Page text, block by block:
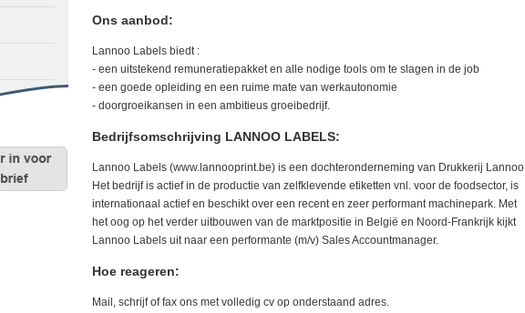
Ons aanbod:
Lannoo Labels biedt :
- een uitstekend remuneratiepakket en alle nodige tools om te slagen in de job
- een goede opleiding en een ruime mate van werkautonomie
- doorgroeikansen in een ambitieus groeibedrijf.
Bedrijfsomschrijving LANNOO LABELS:
Lannoo Labels (www.lannooprint.be) is een dochteronderneming van Drukkerij Lannoo.
Het bedrijf is actief in de productie van zelfklevende etiketten vnl. voor de foodsector, is
internationaal actief en beschikt over een recent en zeer performant machinepark. Met
het oog op het verder uitbouwen van de marktpositie in België en Noord-Frankrijk kijkt
Lannoo Labels uit naar een performante (m/v) Sales Accountmanager.
Hoe reageren:
Mail, schrijf of fax ons met volledig cv op onderstaand adres.